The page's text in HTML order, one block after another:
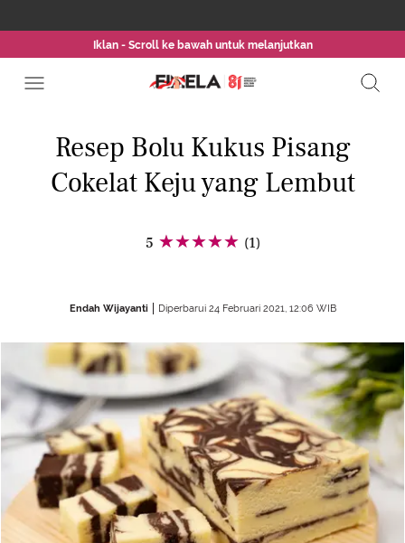
Iklan - Scroll ke bawah untuk melanjutkan
Resep Bolu Kukus Pisang
Cokelat Keju yang Lembut
5 (1)
Endah Wijayanti Diperbarui 24 Februari 2021, 12:06 WIB